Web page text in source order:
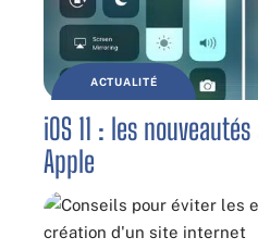
ACTUALITÉ
iOS 11 : les
Apple